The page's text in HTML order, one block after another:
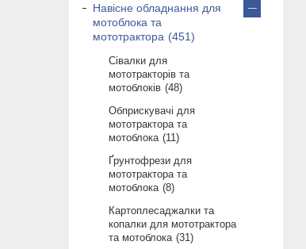
Навісне обладнання для
мотоблока та
мототрактора
451
Сівалки для
мототракторів та
мотоблоків 48
Обприскувачі для
мототрактора та
мотоблока
11
Ґрунтофрези для
мототрактора та
мотоблока 8
Картоплесаджалки та
копалки для мототрактора
та мотоблока 31